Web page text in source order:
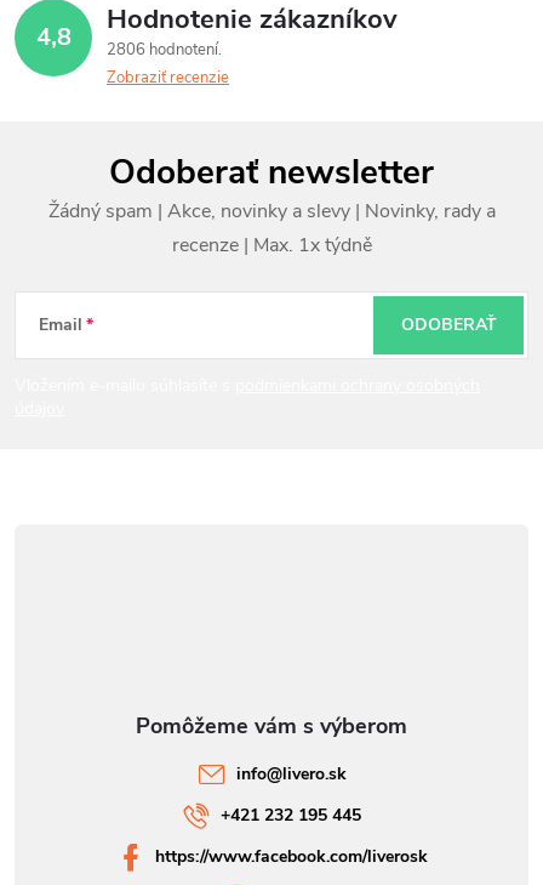
4,8 Hodnotenie zákazníkov
2806 hodnotení
Zobraziť recenzie
ä
Odoberať newsletter
Email ODOBERAŤ
info@livero.sk
+421 232 195 445
https://www.facebook.com/liverosk